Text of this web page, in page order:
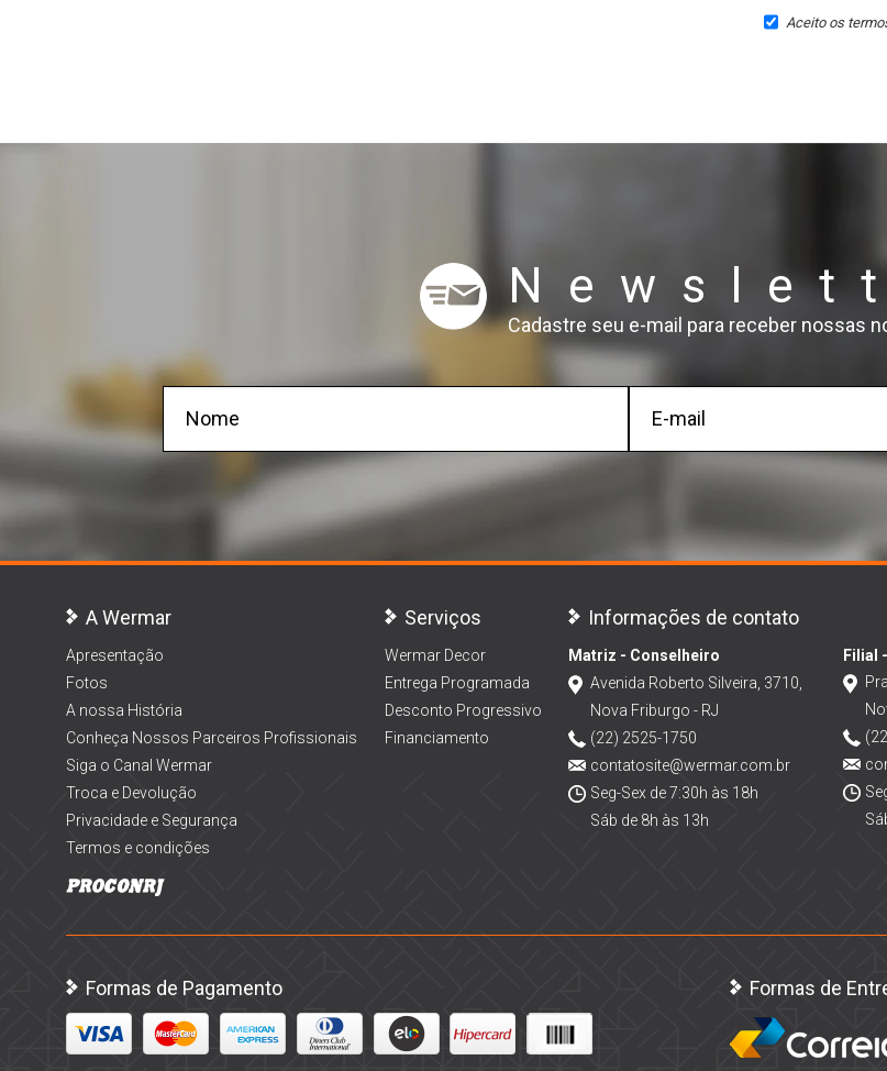
Aceito os
Cadastre seu e-mail para receber nossas
A Wermar
Apresentação
Fotos
A nossa História
Conheça Nossos Parceiros Profissionais
Siga o Canal Wermar
Troca e Devolução
Privacidade e Segurança
Termos e condições
Serviços
Wermar Decor
Entrega Programada
Desconto Progressivo
Financiamento
Informações de contato
Matriz - Conselheiro
Avenida Roberto Silveira, 3710,
Nova Friburgo - RJ
(22) 2525-1750
contatosite@wermar.com.br
Seg-Sex de 7:30h às 18h
Sáb de 8h às 13h
Filial
Formas de Pagamento Formas de